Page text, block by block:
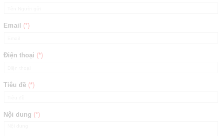
Email (*)
Điện thoại (*)
Tiêu đề (*)
Nội dung (*)